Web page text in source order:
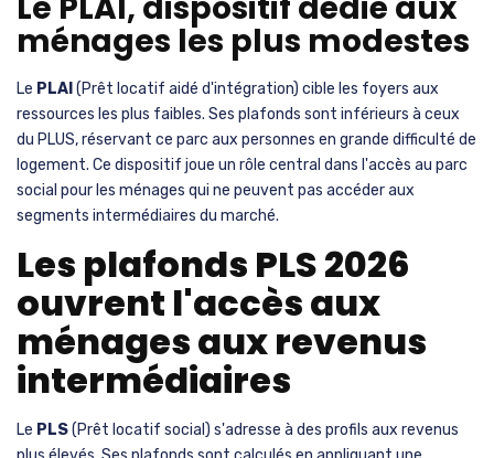
ménages les plus modestes
Le PLAI (Prêt locatif aidé d'intégration) cible les foyers aux
ressources les plus faibles. Ses plafonds sont inférieurs à ceux
du PLUS, réservant ce parc aux personnes en grande difficulté de
logement. Ce dispositif joue un rôle central dans l'accès au parc
social pour les ménages qui ne peuvent pas accéder aux
segments intermédiaires du marché.
Les plafonds PLS 2026
ouvrent l'accès aux
ménages aux revenus
intermédiaires
Le PLS(Prêt locatif social) s'adresse à des profils aux revenus